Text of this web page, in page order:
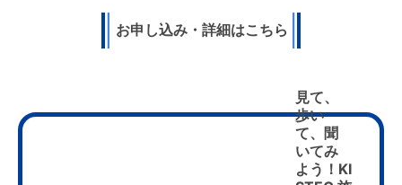
お申し込み・詳細はこちら
見て、
歩い
て、聞
いてみ
よう！KI